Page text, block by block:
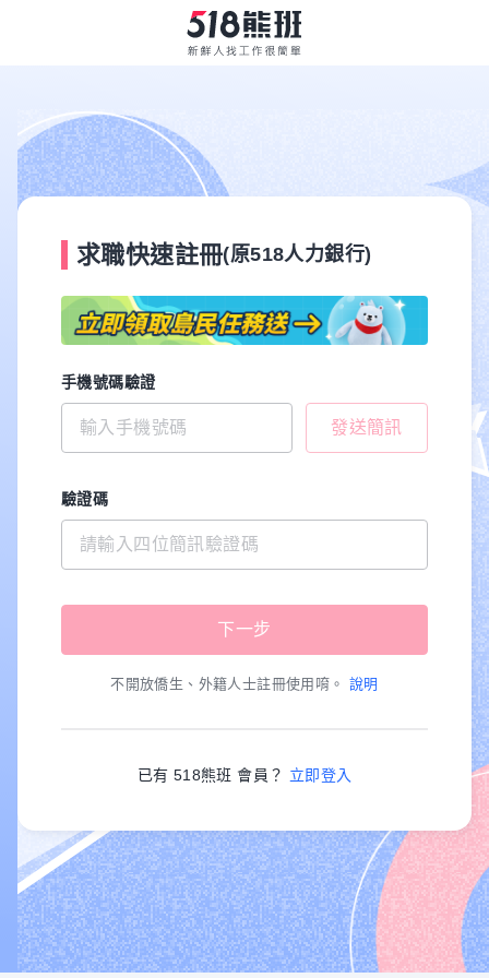
求職快速註冊(原518人力銀行)
手機號碼驗證
發送簡訊
驗證碼
不開放僑生、外籍人士註冊使用唷。 說明
已有 518熊班 會員？ 立即登入